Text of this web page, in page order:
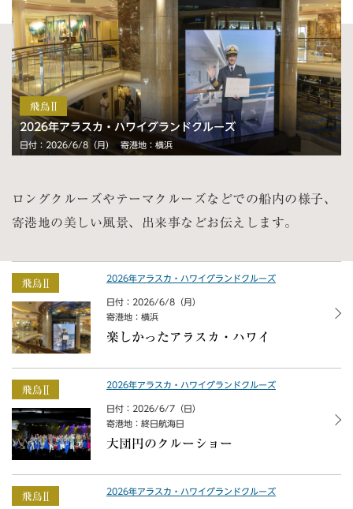
ロングクルーズやテーマクルーズなどでの船内の様子、
寄港地の美しい風景、出来事などお伝えします。
2026年アラスカ・ハワイグランドクルーズ
日付：2026/6/8（月） 寄港地：横浜
2026年アラスカ・ハワイグランドクルーズ
日付：2026/6/8（月）
寄港地：横浜
楽しかったアラスカ・ハワイ
2026年アラスカ・ハワイグランドクルーズ
日付：2026/6/7（日）
寄港地：終日航海日
大団円のクルーショー
2026年アラスカ・ハワイグランドクルーズ